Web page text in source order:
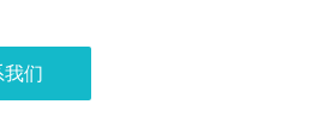
我们